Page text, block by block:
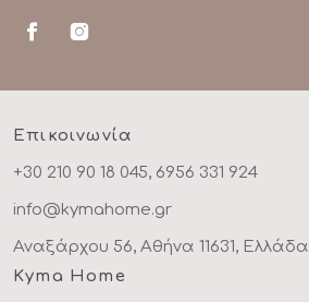
Επικοινωνία
+30 210 90 18 045, 6956 331 924
info@kymahome.gr
Αναξάρχου 56, Αθήνα 11631, Ελλάδα
Kyma Home